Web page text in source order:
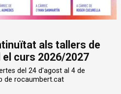
als tallers de
curs 2026/2027
del 24 d'agost al 4 de
de rocaumbert.cat